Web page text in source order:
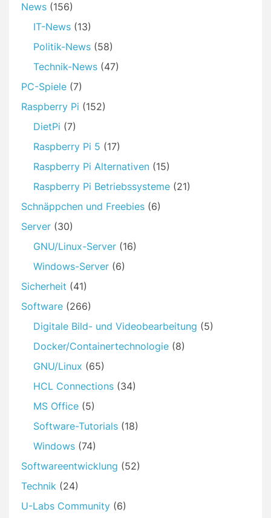
News (156)
IT-News (13)
Politik-News (58)
Technik-News (47)
PC-Spiele (7)
Raspberry Pi (152)
DietPi (7)
Raspberry Pi 5 (17)
Raspberry Pi Alternativen (15)
Raspberry Pi Betriebssysteme (21)
Schnäppchen und Freebies (6)
Server (30)
GNU/Linux-Server (16)
Windows-Server (6)
Sicherheit (41)
Software (266)
Digitale Bild- und Videobearbeitung (5)
Docker/Containertechnologie (8)
GNU/Linux (65)
HCL Connections (34)
MS Office (5)
Software-Tutorials (18)
Windows (74)
Softwareentwicklung (52)
Technik (24)
U-Labs Community (6)